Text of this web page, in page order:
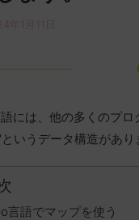
には、他の多くのプ
いうデータ構造があり
言語でマップを使う